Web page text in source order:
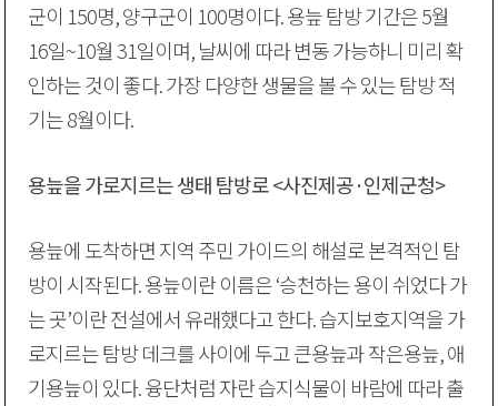
군이 150명, 양구군이 100명이다. 용늪 탐방 기간은 5월
16일~10월 31일이며, 날씨에 따라 변동 가능하니 미리 확
인하는 것이 좋다. 가장 다양한 생물을 볼 수 있는 탐방 적
기는 8월이다.
용늪을 가로지르는 생태 탐방로 <사진제공·인제군청>
용늪에 도착하면 지역 주민 가이드의 해설로 본격적인 탐
방이 시작된다. 용늪이란 이름은 ‘승천하는 용이 쉬었다 가
는 곳’이란 전설에서 유래했다고 한다. 습지보호지역을 가
로지르는 탐방 데크를 사이에 두고 큰용늪과 작은용늪, 애
기용늪이 있다. 융단처럼 자란 습지식물이 바람에 따라 출